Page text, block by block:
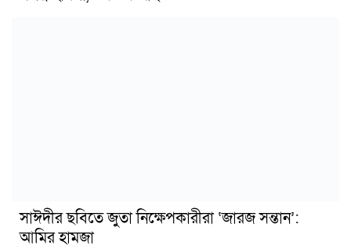
সাঈদীর ছবিতে জুতা নিক্ষেপকারীরা ‘জারজ সন্তান’:
আমির হামজা